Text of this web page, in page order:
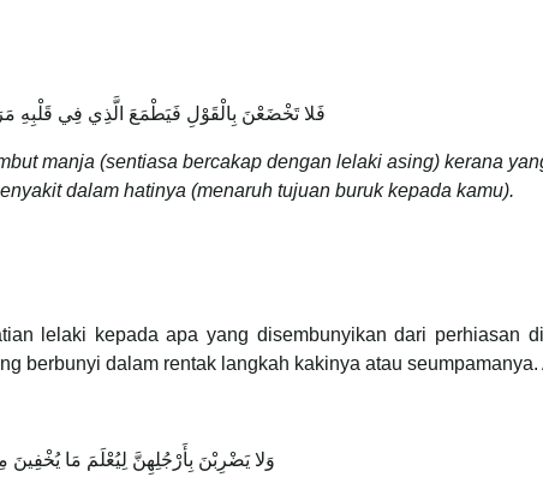
فَلا تَخْضَعْنَ بِالْقَوْلِ فَيَطْمَعَ الَّذِي فِي قَلْبِهِ
manja (sentiasa bercakap dengan lelaki asing) kerana
dalam hatinya (menaruh tujuan buruk kepada kamu).
lelaki kepada apa yang disembunyikan dari perhiasan
berbunyi dalam rentak langkah kakinya atau
وَلا يَضْرِبْنَ بِأَرْجُلِهِنَّ لِيُعْلَمَ مَا يُخْفِينَ